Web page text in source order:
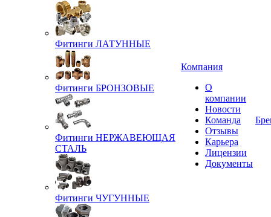
Фитинги ЛАТУННЫЕ
Фитинги БРОНЗОВЫЕ
Фитинги НЕРЖАВЕЮЩАЯ
СТАЛЬ
Фитинги ЧУГУННЫЕ
Компания
О
компании
Новости
Команда
Отзывы
Карьера
Лицензии
Документы